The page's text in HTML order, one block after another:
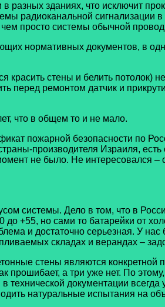
зданиях, что исключит
радиоканальной сигнализации
просто системы обычной
нормативных документов, в
стены и белить потолок)
перед ремонтом датчик и
что в общем то и не мало.
пожарной безопасности по
производителя Израиля,
не было. Не интересовался
системы. Дело в том, что в
+55, но сами то батарейки от
и достаточно серьезная. У
складах и верандах –
стены являются конкретной
а три уже нет. По
документации
натуральные испытания на